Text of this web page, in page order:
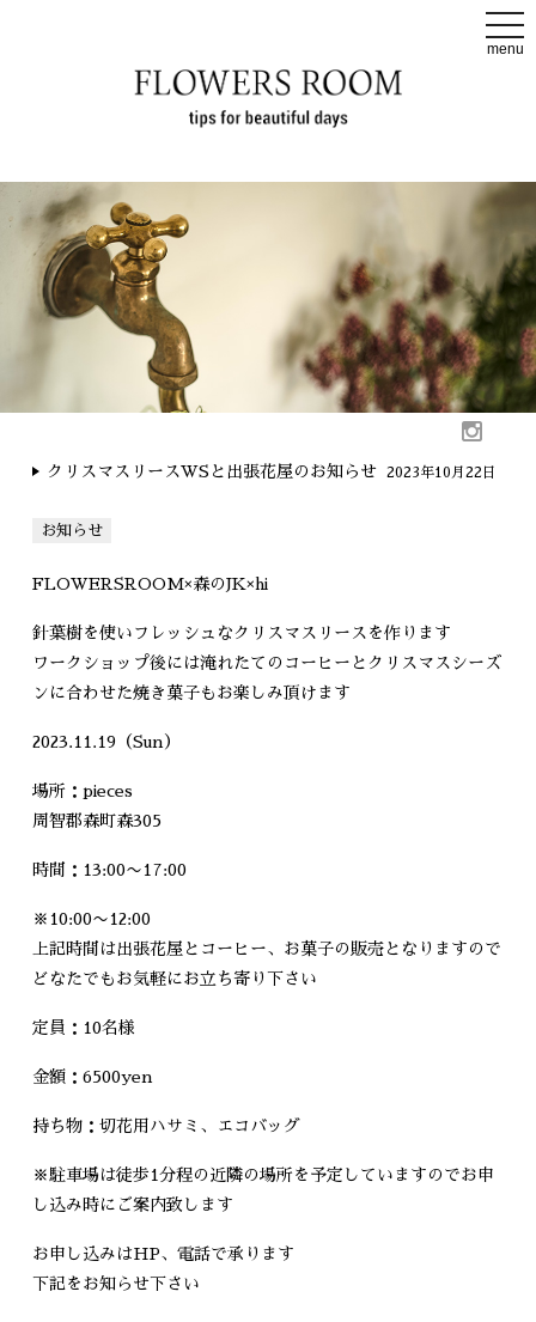
t
o
g
i
o
menu
クリスマスリースWSと出張花屋のお知らせ 2023年10月22日
お知らせ
FLOWERSROOM×森のJK×hi
針葉樹を使いフレッシュなクリスマスリースを作ります
ワークショップ後には淹れたてのコーヒーとクリスマスシーズ
ンに合わせた焼き菓子もお楽しみ頂けます
2023.11.19（Sun）
場所：pieces
周智郡森町森305
時間：13:00〜17:00
※10:00〜12:00
上記時間は出張花屋とコーヒー、お菓子の販売となりますので
どなたでもお気軽にお立ち寄り下さい
定員：10名様
金額：6500yen
持ち物：切花用ハサミ、エコバッグ
※駐車場は徒歩1分程の近隣の場所を予定していますのでお申
し込み時にご案内致します
お申し込みはHP、電話で承ります
下記をお知らせ下さい